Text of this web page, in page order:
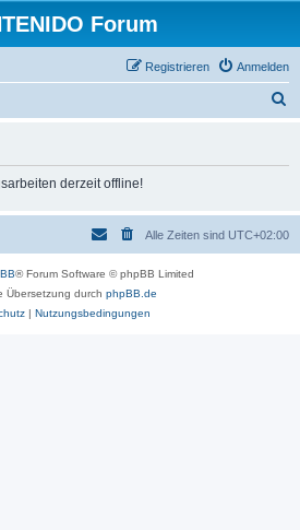
Forum
Anmelden
Registrieren
derzeit offline!
Alle Zeiten sind UTC+02:00
® Forum Software © phpBB Limited
Übersetzung durch phpBB.de
| Nutzungsbedingungen